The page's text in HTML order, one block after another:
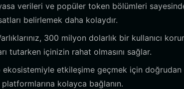
verileri ve popüler token bölümleri
belirlemek daha kolaydır.
300 milyon dolarlık bir kullanıcı
tutarken içinizin rahat olmasını sağlar.
ekosistemiyle etkileşime geçmek için
kolayca bağlanın.